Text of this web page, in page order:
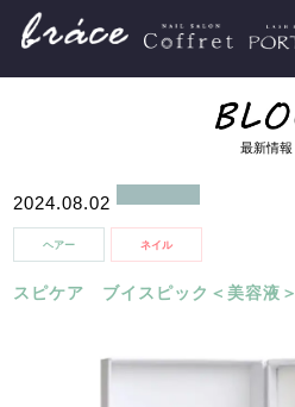
最新情報
2024.08.02
ヘアー ネイル
スピケア ブイスピック＜美容液＞